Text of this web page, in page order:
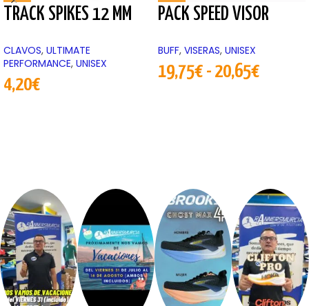
TRACK SPIKES 12 MM
CLAVOS, ULTIMATE
PERFORMANCE, UNISEX
4,20€
PACK SPEED VISOR
BUFF, VISERAS, UNISEX
19,75€ - 20,65€